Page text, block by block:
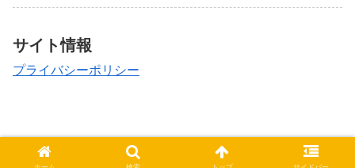
サイト情報
プライバシーポリシー
© 2021 クポ速.